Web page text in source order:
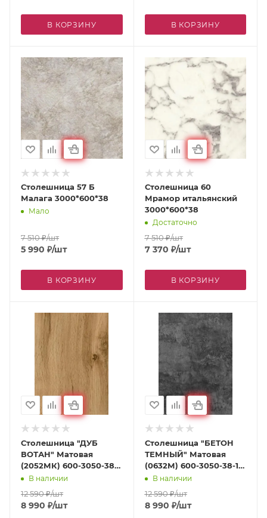
В КОРЗИНУ В КОРЗИНУ
Столешница 57 Б
Малага 3000*600*38
Мало
7 510₽/шт
5 990 ₽/шт
В КОРЗИНУ
Столешница 60
Мрамор итальянский
3000*600*38
Достаточно
7 510₽/шт
7 370 ₽/шт
В КОРЗИНУ
Столешница "ДУБ
ВОТАН" Матовая
(2052МК) 600-3050-38-
1R на вл / ст дсп
В наличии
12 590₽/шт
8 990 ₽/шт
Столешница "БЕТОН
ТЕМНЫЙ" Матовая
(0632М) 600-3050-38-1R
на вл / ст дсп
В наличии
12 590₽/шт
8 990 ₽/шт